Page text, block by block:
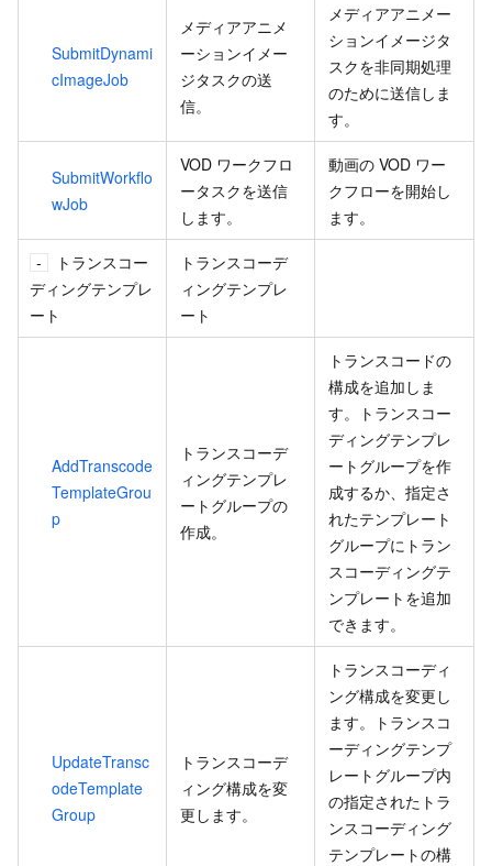
SubmitDynami
cImageJob
メディアアニメ
ーションイメー
ジタスクの送
信。
メディアアニメー
ションイメージタ
スクを非同期処理
のために送信しま
す。
SubmitWorkflo
wJob
VOD ワークフロ
ータスクを送信
します。
動画の VOD ワー
クフローを開始し
ます。
トランスコー
ディングテンプレ
ート
トランスコーデ
ィングテンプレ
ート
AddTranscode
TemplateGrou
p
トランスコーデ
ィングテンプレ
ートグループの
作成。
トランスコードの
構成を追加しま
す。トランスコー
ディングテンプレ
ートグループを作
成するか、指定さ
れたテンプレート
グループにトラン
スコーディングテ
ンプレートを追加
できます。
UpdateTransc
odeTemplate
Group
トランスコーデ
ィング構成を変
更します。
トランスコーディ
ング構成を変更し
ます。トランスコ
ーディングテンプ
レートグループ内
の指定されたトラ
ンスコーディング
テンプレートの構